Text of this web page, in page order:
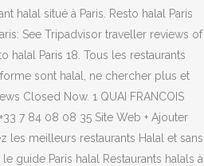
halal situé à Paris. Resto halal Paris
See Tripadvisor traveller reviews of
halal Paris 18. Tous les restaurants
sont halal, ne chercher plus et
Closed Now. 1 QUAI FRANCOIS
7 84 08 08 35 Site Web + Ajouter
les meilleurs restaurants Halal et sans
guide Paris halal Restaurants halals à